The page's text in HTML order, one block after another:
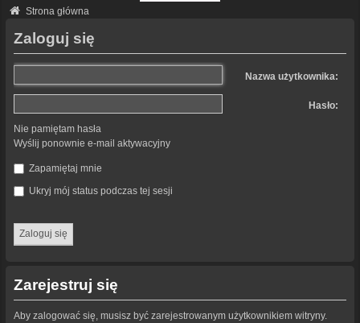
Strona główna
Zaloguj się
Nazwa użytkownika:
Hasło:
Nie pamiętam hasła
Wyślij ponownie e-mail aktywacyjny
Zapamiętaj mnie
Ukryj mój status podczas tej sesji
Zarejestruj się
Aby zalogować się, musisz być zarejestrowanym użytkownikiem witryny.